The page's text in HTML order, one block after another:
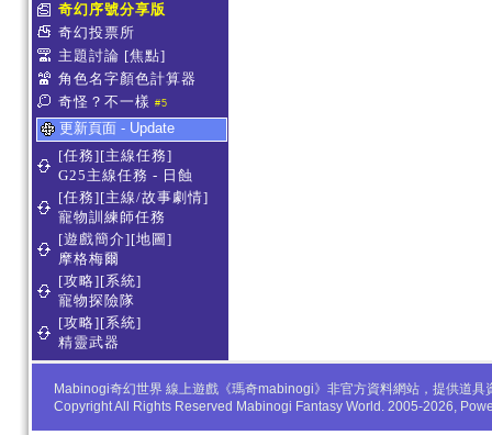
奇幻序號分享版
奇幻投票所
主題討論 [焦點]
角色名字顏色計算器
奇怪？不一樣 #5
更新頁面 - Update
[任務][主線任務]
G25主線任務 - 日蝕
[任務][主線/故事劇情]
寵物訓練師任務
[遊戲簡介][地圖]
摩格梅爾
[攻略][系統]
寵物探險隊
[攻略][系統]
精靈武器
Mabinogi奇幻世界 線上遊戲《瑪奇mabinogi》非官方資料網站，提供道
Copyright All Rights Reserved Mabinogi Fantasy World. 2005-2026,